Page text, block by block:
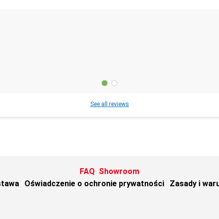
See all reviews
FAQ Showroom
Oświadczenie o ochronie prywatności Zasady i